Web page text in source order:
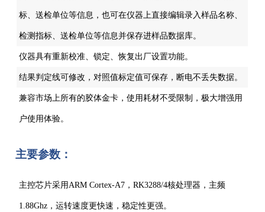
标、送检单位等信息，也可在仪器上直接编辑录入样品名称、
检测指标、送检单位等信息并保存进样品数据库。
仪器具有重新校准、锁定、恢复出厂设置功能。
结果判定线可修改，对照值标定值可保存，断电不丢失数据。
兼容市场上所有的胶体金卡，使用耗材不受限制，极大增强用
户使用体验。
主要参数：
主控芯片采用ARM Cortex-A7，RK3288/4核处理器，主频
1.88Ghz，运转速度更快速，稳定性更强。